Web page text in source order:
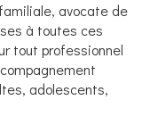
avocate de
à toutes ces
tout professionnel
adolescents,